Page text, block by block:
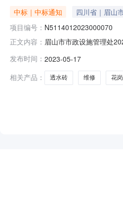
中标｜中标通知 四川省｜眉山
项目编号： N5114012023000070
正文内容： 眉山市市政设施管理处
应商地址中标（成交）
号
发布时间： 2023-05-17
相关产品：
透水砖 维修 花